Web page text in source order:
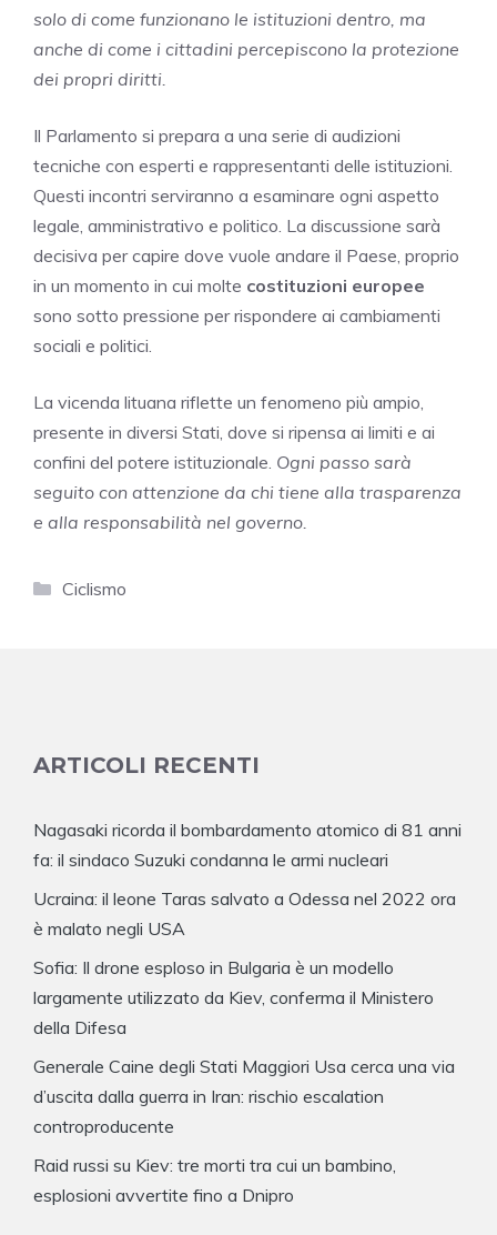
solo di come funzionano le istituzioni dentro, ma
anche di come i cittadini percepiscono la protezione
dei propri diritti.
Il Parlamento si prepara a una serie di audizioni
tecniche con esperti e rappresentanti delle istituzioni.
Questi incontri serviranno a esaminare ogni aspetto
legale, amministrativo e politico. La discussione sarà
decisiva per capire dove vuole andare il Paese, proprio
in un momento in cui molte costituzioni europee
sono sotto pressione per rispondere ai cambiamenti
sociali e politici.
La vicenda lituana riflette un fenomeno più ampio,
presente in diversi Stati, dove si ripensa ai limiti e ai
confini del potere istituzionale. Ogni passo sarà
seguito con attenzione da chi tiene alla trasparenza
e alla responsabilità nel governo.
Categorie
Ciclismo
ARTICOLI RECENTI
Nagasaki ricorda il bombardamento atomico di 81 anni
fa: il sindaco Suzuki condanna le armi nucleari
Ucraina: il leone Taras salvato a Odessa nel 2022 ora
è malato negli USA
Sofia: Il drone esploso in Bulgaria è un modello
largamente utilizzato da Kiev, conferma il Ministero
della Difesa
Generale Caine degli Stati Maggiori Usa cerca una via
d’uscita dalla guerra in Iran: rischio escalation
controproducente
Raid russi su Kiev: tre morti tra cui un bambino,
esplosioni avvertite fino a Dnipro